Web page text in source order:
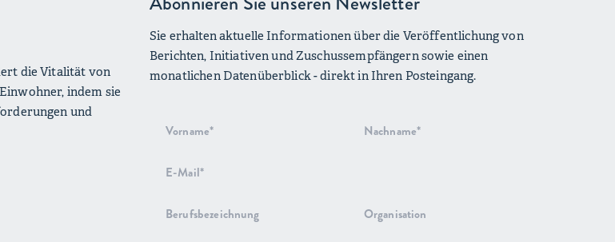
die Vitalität von
indem sie
und
Sie erhalten aktuelle Informationen über die Veröffentlichung von
Berichten, Initiativen und Zuschussempfängern sowie einen
monatlichen Datenüberblick - direkt in Ihren Posteingang.
Anmeldung
Newsletter